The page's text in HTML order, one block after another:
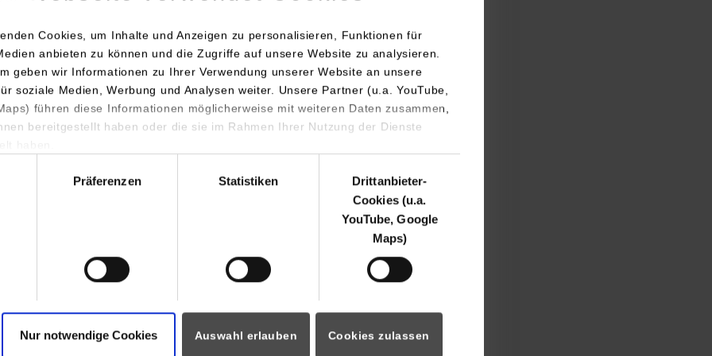
Cookies, um Inhalte und Anzeigen zu personalisieren, Funktionen für
anbieten zu können und die Zugriffe auf unsere Website zu analysieren.
geben wir Informationen zu Ihrer Verwendung unserer Website an unsere
soziale Medien, Werbung und Analysen weiter. Unsere Partner (u.a. YouTube,
führen diese Informationen möglicherweise mit weiteren Daten zusammen,
bereitgestellt haben oder die sie im Rahmen Ihrer Nutzung der Dienste
Präferenzen Statistiken
Drittanbieter-
Cookies (u.a.
YouTube, Google
Maps)
Nur notwendige Cookies Auswahl erlauben Cookies zulassen
Immobilienportfolio-, Asset- und Risikomanagement
Moderne Kapitalmarkttheorie
Moderne Immobilienfinanzierung
II: Immobilienmarketing
integrierte Immobilienkommunikation
Immobilienmarkenführung